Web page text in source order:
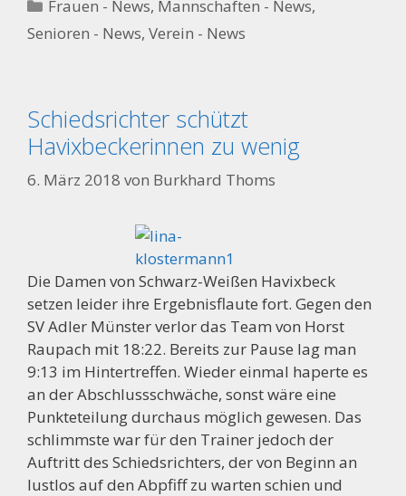
Frauen - News, Mannschaften - News,
Senioren - News, Verein - News
Schiedsrichter schützt
Havixbeckerinnen zu wenig
6. März 2018 von Burkhard Thoms
Die Damen von Schwarz-Weißen Havixbeck
setzen leider ihre Ergebnisflaute fort. Gegen den
SV Adler Münster verlor das Team von Horst
Raupach mit 18:22. Bereits zur Pause lag man
9:13 im Hintertreffen. Wieder einmal haperte es
an der Abschlussschwäche, sonst wäre eine
Punkteteilung durchaus möglich gewesen. Das
schlimmste war für den Trainer jedoch der
Auftritt des Schiedsrichters, der von Beginn an
lustlos auf den Abpfiff zu warten schien und